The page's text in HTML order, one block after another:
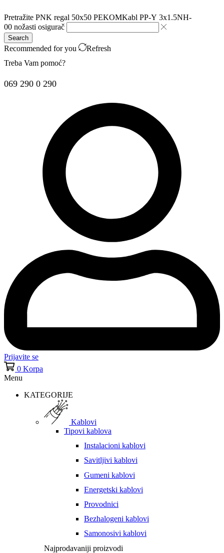
Pretražite PNK regal 50x50 PEKOMKabl PP-Y 3x1.5NH-
00 nožasti osigurač
Search
Recommended for you
Refresh
Treba Vam pomoć?
069 290 0 290
Prijavite se
0 Korpa
Menu
KATEGORIJE
Kablovi
Tipovi kablova
Instalacioni kablovi
Savitljivi kablovi
Gumeni kablovi
Energetski kablovi
Provodnici
Bezhalogeni kablovi
Samonosivi kablovi
Najprodavaniji proizvodi